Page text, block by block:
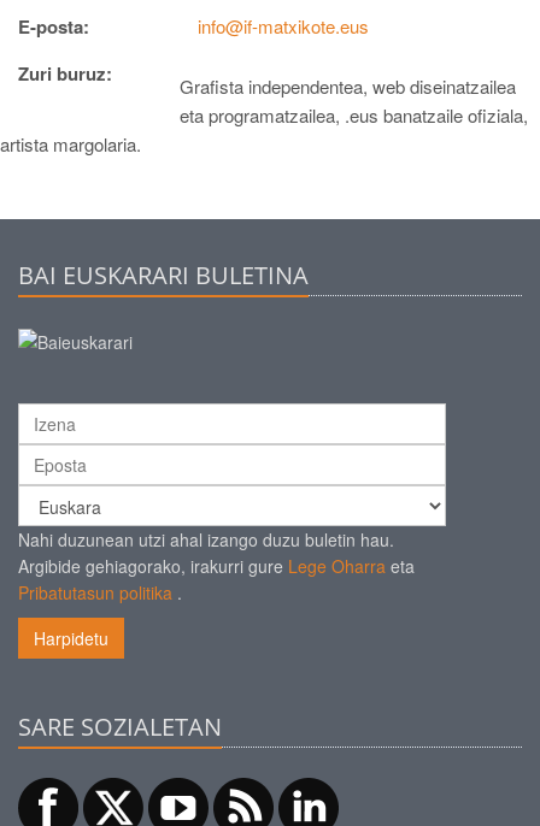
E-posta: info@if-matxikote.eus
Zuri buruz:
Grafista independentea, web diseinatzailea
eta programatzailea, .eus banatzaile ofiziala,
artista margolaria.
BAI EUSKARARI BULETINA
Nahi duzunean utzi ahal izango duzu buletin hau.
Argibide gehiagorako, irakurri gure Lege Oharra eta
Pribatutasun politika .
Harpidetu
SARE SOZIALETAN